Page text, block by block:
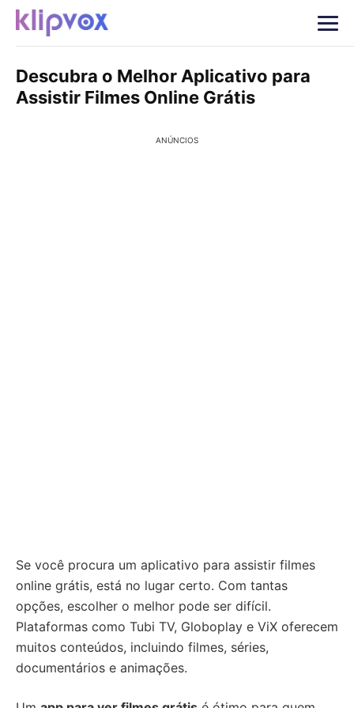
Descubra o Melhor Aplicativo para
Assistir Filmes Online Grátis
ANÚNCIOS
Se você procura um aplicativo para assistir filmes
online grátis, está no lugar certo. Com tantas
opções, escolher o melhor pode ser difícil.
Plataformas como Tubi TV, Globoplay e ViX oferecem
muitos conteúdos, incluindo filmes, séries,
documentários e animações.